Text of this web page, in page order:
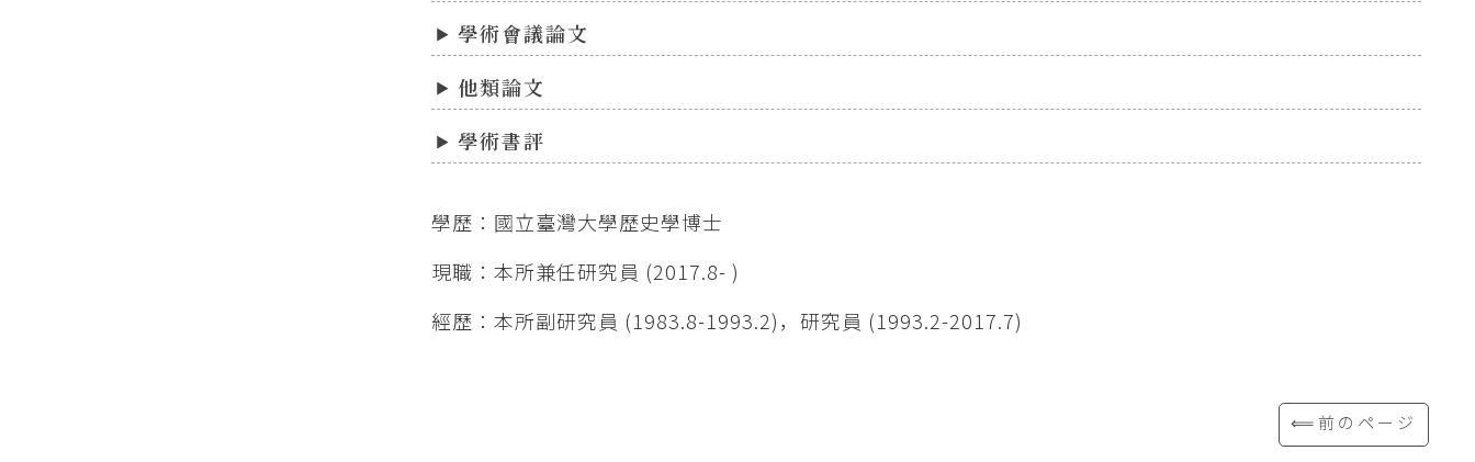
學術會議論文
他類論文
學術書評
學歷：國立臺灣大學歷史學博士
現職：本所兼任研究員 (2017.8- )
經歷：本所副研究員 (1983.8-1993.2)，研究員 (1993.2-2017.7)
⟸前のページ